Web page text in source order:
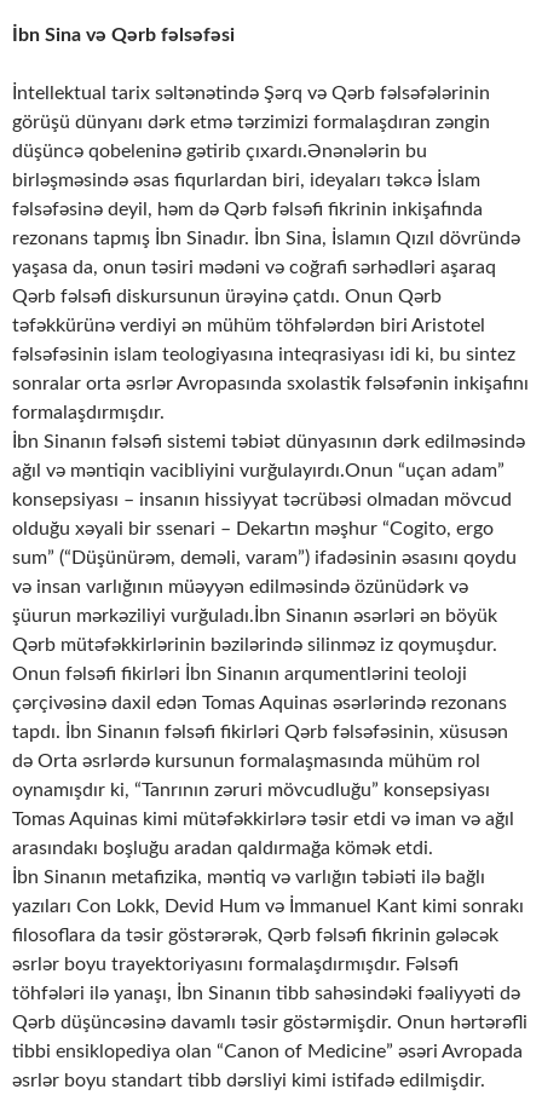
İbn Sina və Qərb fəlsəfəsi
İntellektual tarix səltənətində Şərq və Qərb fəlsəfələrinin
görüşü dünyanı dərk etmə tərzimizi formalaşdıran zəngin
düşüncə qobeleninə gətirib çıxardı.Ənənələrin bu
birləşməsində əsas fiqurlardan biri, ideyaları təkcə İslam
fəlsəfəsinə deyil, həm də Qərb fəlsəfi fikrinin inkişafında
rezonans tapmış İbn Sinadır. İbn Sina, İslamın Qızıl dövründə
yaşasa da, onun təsiri mədəni və coğrafi sərhədləri aşaraq
Qərb fəlsəfi diskursunun ürəyinə çatdı. Onun Qərb
təfəkkürünə verdiyi ən mühüm töhfələrdən biri Aristotel
fəlsəfəsinin islam teologiyasına inteqrasiyası idi ki, bu sintez
sonralar orta əsrlər Avropasında sxolastik fəlsəfənin inkişafını
formalaşdırmışdır.
İbn Sinanın fəlsəfi sistemi təbiət dünyasının dərk edilməsində
ağıl və məntiqin vacibliyini vurğulayırdı.Onun “uçan adam”
konsepsiyası – insanın hissiyyat təcrübəsi olmadan mövcud
olduğu xəyali bir ssenari – Dekartın məşhur “Cogito, ergo
sum” (“Düşünürəm, deməli, varam”) ifadəsinin əsasını qoydu
və insan varlığının müəyyən edilməsində özünüdərk və
şüurun mərkəziliyi vurğuladı.İbn Sinanın əsərləri ən böyük
Qərb mütəfəkkirlərinin bəzilərində silinməz iz qoymuşdur.
Onun fəlsəfi fikirləri İbn Sinanın arqumentlərini teoloji
çərçivəsinə daxil edən Tomas Aquinas əsərlərində rezonans
tapdı. İbn Sinanın fəlsəfi fikirləri Qərb fəlsəfəsinin, xüsusən
də Orta əsrlərdə kursunun formalaşmasında mühüm rol
oynamışdır ki, “Tanrının zəruri mövcudluğu” konsepsiyası
Tomas Aquinas kimi mütəfəkkirlərə təsir etdi və iman və ağıl
arasındakı boşluğu aradan qaldırmağa kömək etdi.
İbn Sinanın metafizika, məntiq və varlığın təbiəti ilə bağlı
yazıları Con Lokk, Devid Hum və İmmanuel Kant kimi sonrakı
filosoflara da təsir göstərərək, Qərb fəlsəfi fikrinin gələcək
əsrlər boyu trayektoriyasını formalaşdırmışdır. Fəlsəfi
töhfələri ilə yanaşı, İbn Sinanın tibb sahəsindəki fəaliyyəti də
Qərb düşüncəsinə davamlı təsir göstərmişdir. Onun hərtərəfli
tibbi ensiklopediya olan “Canon of Medicine” əsəri Avropada
əsrlər boyu standart tibb dərsliyi kimi istifadə edilmişdir.